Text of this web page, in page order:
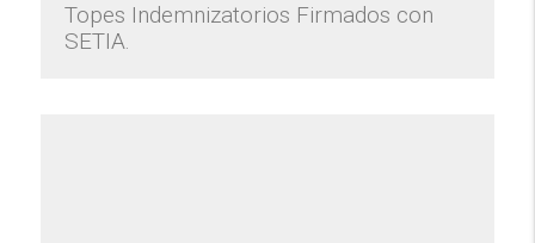
Topes Indemnizatorios Firmados con
SETIA.